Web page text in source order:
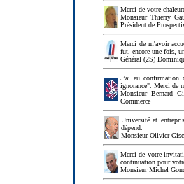
Merci de votre
Monsieur Thierry
Président de
Merci de m'avoir
fut, encore une fois,
Général (2S)
J’ai eu confirmation
ignorance". Merci de
Monsieur Bernard
Commerce
Université et
dépend.
Monsieur Olivier
Merci de votre
continuation pour
Monsieur Michel